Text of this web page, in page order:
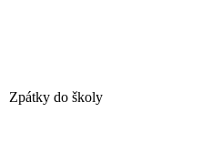
Zpátky do školy